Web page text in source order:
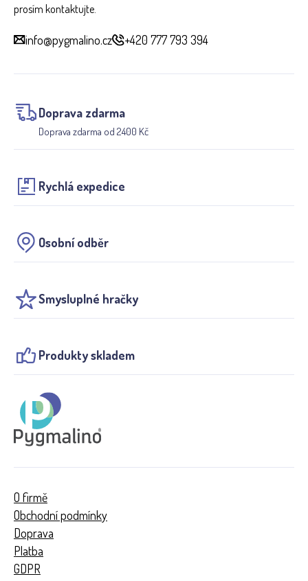
prosím kontaktujte.
info@pygmalino.cz +420 777 793 394
Doprava zdarma
Doprava zdarma od 2400 Kč
Rychlá expedice
Osobní odběr
Smysluplné hračky
Produkty skladem
O firmě
Obchodní podmínky
Doprava
Platba
GDPR